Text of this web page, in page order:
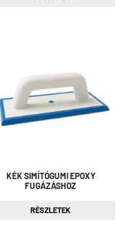
KÉK SIMÍTÓGUMI EPOXY
FUGÁZÁSHOZ
RÉSZLETEK